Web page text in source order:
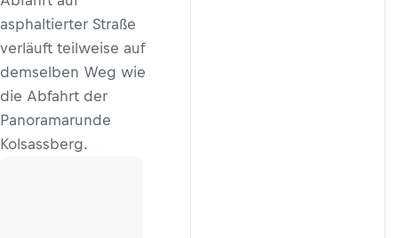
asphaltierter Straße
verläuft teilweise auf
demselben Weg wie
die Abfahrt der
Panoramarunde
Kolsassberg.